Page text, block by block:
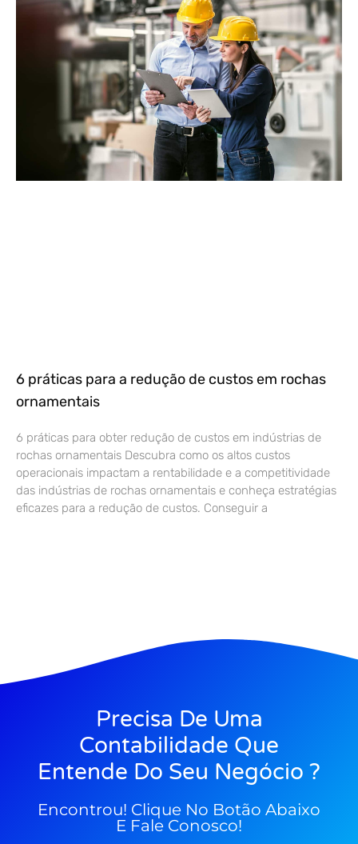
6 práticas para a redução de custos em rochas
ornamentais
6 práticas para obter redução de custos em indústrias de
rochas ornamentais Descubra como os altos custos
operacionais impactam a rentabilidade e a competitividade
das indústrias de rochas ornamentais e conheça estratégias
eficazes para a redução de custos. Conseguir a
Precisa De Uma
Contabilidade Que
Entende Do Seu Negócio ?
Encontrou! Clique No Botão Abaixo
E Fale Conosco!